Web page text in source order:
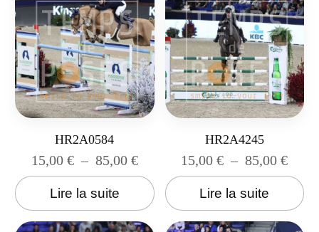
HR2A0584
15,00 € – 85,00 €
Lire la suite
HR2A4245
15,00€ – 85,00€
Lire la suite